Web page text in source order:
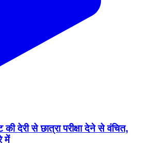
देरी से छात्रा परीक्षा देने से वंचित,
में